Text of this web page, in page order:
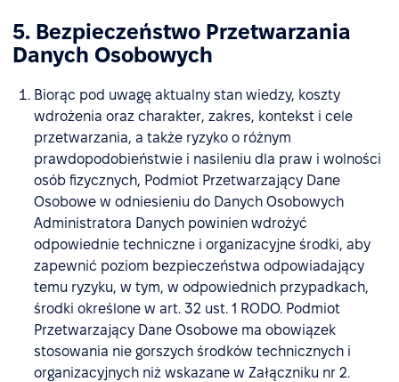
5. Bezpieczeństwo Przetwarzania
Danych Osobowych
Biorąc pod uwagę aktualny stan wiedzy, koszty
wdrożenia oraz charakter, zakres, kontekst i cele
przetwarzania, a także ryzyko o różnym
prawdopodobieństwie i nasileniu dla praw i wolności
osób fizycznych, Podmiot Przetwarzający Dane
Osobowe w odniesieniu do Danych Osobowych
Administratora Danych powinien wdrożyć
odpowiednie techniczne i organizacyjne środki, aby
zapewnić poziom bezpieczeństwa odpowiadający
temu ryzyku, w tym, w odpowiednich przypadkach,
środki określone w art. 32 ust. 1 RODO. Podmiot
Przetwarzający Dane Osobowe ma obowiązek
stosowania nie gorszych środków technicznych i
organizacyjnych niż wskazane w Załączniku nr 2.